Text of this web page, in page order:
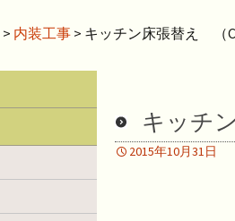
> 内装工事 > キッチン床張替え （
キッチ
2015年10月31日